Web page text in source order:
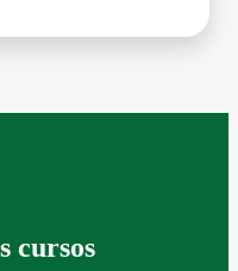
cursos